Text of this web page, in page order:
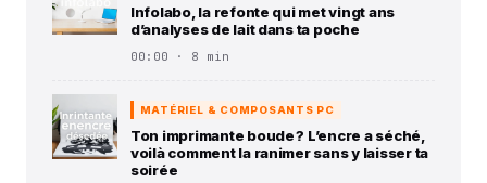
Infolabo, la refonte qui met vingt ans
d’analyses de lait dans ta poche
00:00 · 8 min
MATÉRIEL & COMPOSANTS PC
Ton imprimante boude ? L’encre a séché,
voilà comment la ranimer sans y laisser ta
soirée